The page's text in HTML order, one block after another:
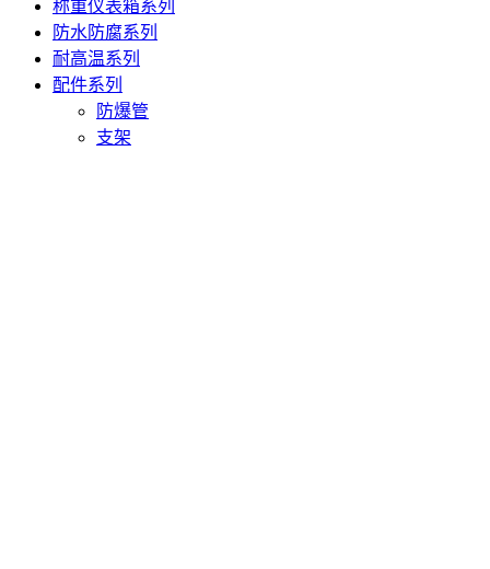
称重仪表箱系列
防水防腐系列
耐高温系列
配件系列
防爆管
支架